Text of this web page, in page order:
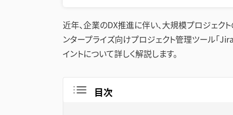
上に繋がる実践的な情報を
近年、企業のDX推進に伴い、大規模プロジェク
ンタープライズ向けプロジェクト管理ツール「
イントについて詳しく解説します。
目次